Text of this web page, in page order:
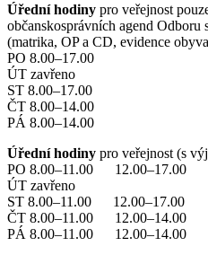
Úřední hodiny pro veřejnost
občanskosprávních agend
(matrika, OP a CD, evidence
PO 8.00–17.00
ÚT zavřeno
ST 8.00–17.00
ČT 8.00–14.00
PÁ 8.00–14.00
Úřední hodiny pro veřejnost (s
PO 8.00–11.00 12.00–17.00
ÚT zavřeno
ST 8.00–11.00 12.00–17.00
ČT 8.00–11.00 12.00–14.00
PÁ 8.00–11.00 12.00–14.00